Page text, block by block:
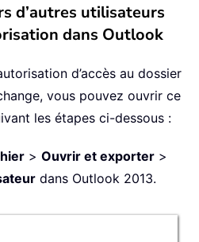
d’autres utilisateurs
dans Outlook
d’accès au dossier
vous pouvez ouvrir ce
les étapes ci-dessous :
> Ouvrir et exporter >
dans Outlook 2013.